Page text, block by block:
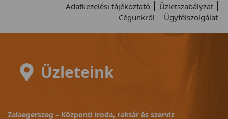
Adatkezelési tájékoztató
Üzletszabályzat
Cégünkről
Ügyfélszolgálat
Üzleteink
Zalaegerszeg – Központi iroda, raktár és szerviz